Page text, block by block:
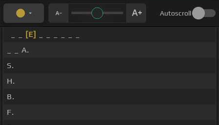
発を [Em] Autoscroll
[E]
_ _ A.
S.
H.
B.
F.